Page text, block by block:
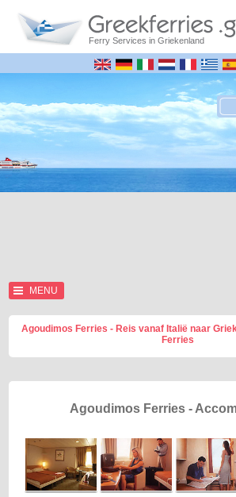
Ferry Services in Griekenland
MENU
Agoudimos Ferries - Reis vanaf Italië naar
Ferries
Agoudimos Ferries -